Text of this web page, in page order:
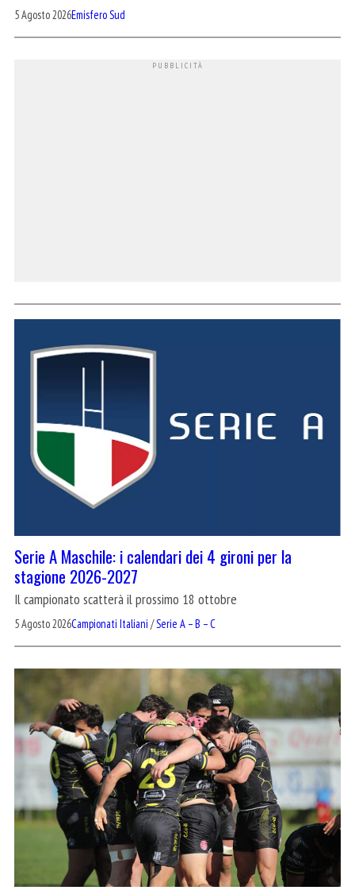
5 Agosto 2026Emisfero Sud
Serie A Maschile: i calendari dei 4 gironi per la
stagione 2026-2027
Il campionato scatterà il prossimo 18 ottobre
5 Agosto 2026Campionati Italiani /Serie A – B – C